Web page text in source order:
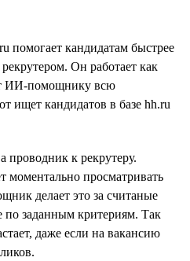
кандидатам быстрее
Он работает как
ИИ-помощнику всю
ищет кандидатов в базе hh.ru
к рекрутеру.
моментально просматривать
делает это за считаные
по заданным критериям. Так
даже если на вакансию